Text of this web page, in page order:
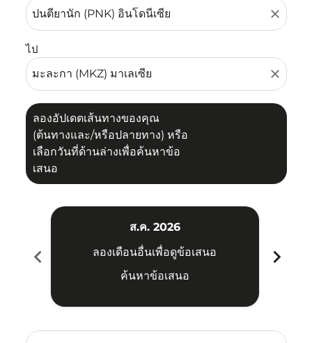
close
ไป
close
ลองอัปเดตเส้นทางของคุณ
(ต้นทางและ/หรือปลายทาง) หรือ
เลือกวันที่ด้านล่างเพื่อค้นหาข้อ
เสนอ
chevron_left
ส.ค. 2026
ลองเดือนอื่นเพื่อดูข้อเสนอ
ค้นหาข้อเสนอ
chevron_right